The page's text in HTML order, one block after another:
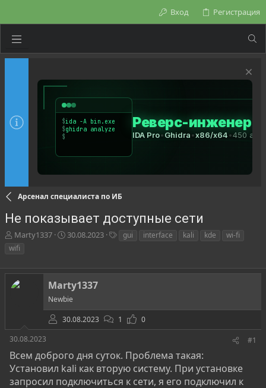
Вход Регистрация
Арсенал специалиста по ИБ
Не показывает доступные сети
А
в
о
р
т
Marty1337
Д
а
н
а
ч
а
л
а
30.08.2023
и
gui interface kali kde
wi-fi
wifi
Marty1337
Newbie
30.08.2023
1
0
30.08.2023
#1
Всем доброго дня суток. Проблема такая:
Установил kali как вторую систему. При установке
запросил подключиться к сети, я его подключил к